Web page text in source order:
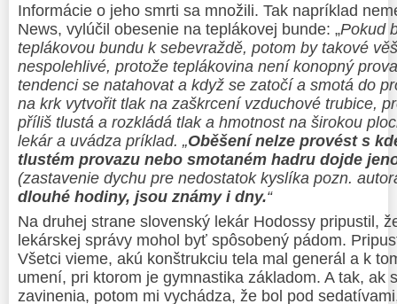
Informácie o jeho smrti sa množili. Tak napríklad
News, vylúčil obesenie na teplákovej bunde: „Pokud
teplákovou bundu k sebevraždě, potom by takové
nespolehlivé, protože teplákovina není konopný
tendenci se natahovat a když se zatočí a smotá do
na krk vytvořit tlak na zaškrcení vzduchové trubice,
příliš tlustá a rozkládá tlak a hmotnost na širokou
lekár a uvádza príklad. „Oběšení nelze provést s
tlustém provazu nebo smotaném hadru dojde
(zastavenie dychu pre nedostatok kyslíka pozn.
dlouhé hodiny, jsou známy i dny.“
Na druhej strane slovenský lekár Hodossy pripustil,
lekárskej správy mohol byť spôsobený pádom.
Všetci vieme, akú konštrukciu tela mal generál a k
umení, pri ktorom je gymnastika základom. A tak, ak
zavinenia, potom mi vychádza, že bol pod